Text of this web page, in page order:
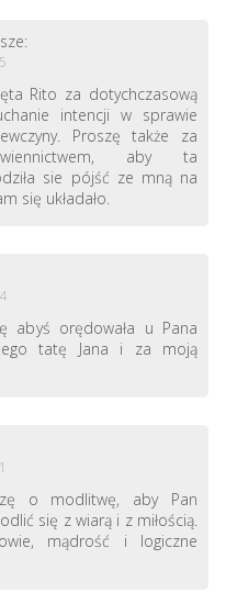
Rito za dotychczasową
intencji w sprawie
Proszę także za
aby ta
sie pójść ze mną na
się układało.
abyś orędowała u Pana
tatę Jana i za moją
o modlitwę, aby Pan
się z wiarą i z miłością.
mądrość i logiczne